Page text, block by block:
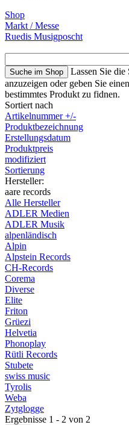
Shop
Markt / Messe
Ruedis Musigposcht
Lassen Sie
anzuzeigen oder geben Sie
bestimmtes Produkt zu fidnen.
Sortiert nach
Artikelnummer +/-
Produktbezeichnung
Erstellungsdatum
Produktpreis
modifiziert
Sortierung
Hersteller:
aare records
Alle Hersteller
ADLER Medien
ADLER Musik
alpenländisch
Alpin
Alpstein Records
CH-Records
Corema
Diverse
Elite
Friton
Grüezi
Helvetia
Phonoplay
Rütli Records
Stubete
swiss music
Tyrolis
Weba
Zytglogge
Ergebnisse 1 - 2 von 2